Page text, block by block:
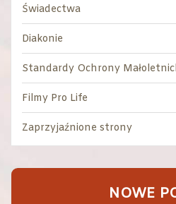
Świadectwa
Diakonie
Standardy Ochrony
Filmy Pro Life
Zaprzyjaźnione strony
NOWE